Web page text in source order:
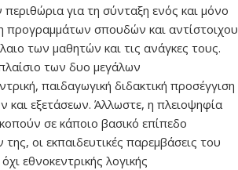
περιθώρια για τη σύνταξη ενός και μόνο
σπουδών και αντίστοιχου
των μαθητών και τις ανάγκες τους.
των δυο μεγάλων
παιδαγωγική διδακτική προσέγγιση
και εξετάσεων. Άλλωστε, η πλειοψηφία
σε κάποιο βασικό επίπεδο
οι εκπαιδευτικές παρεμβάσεις του
εθνοκεντρικής λογικής